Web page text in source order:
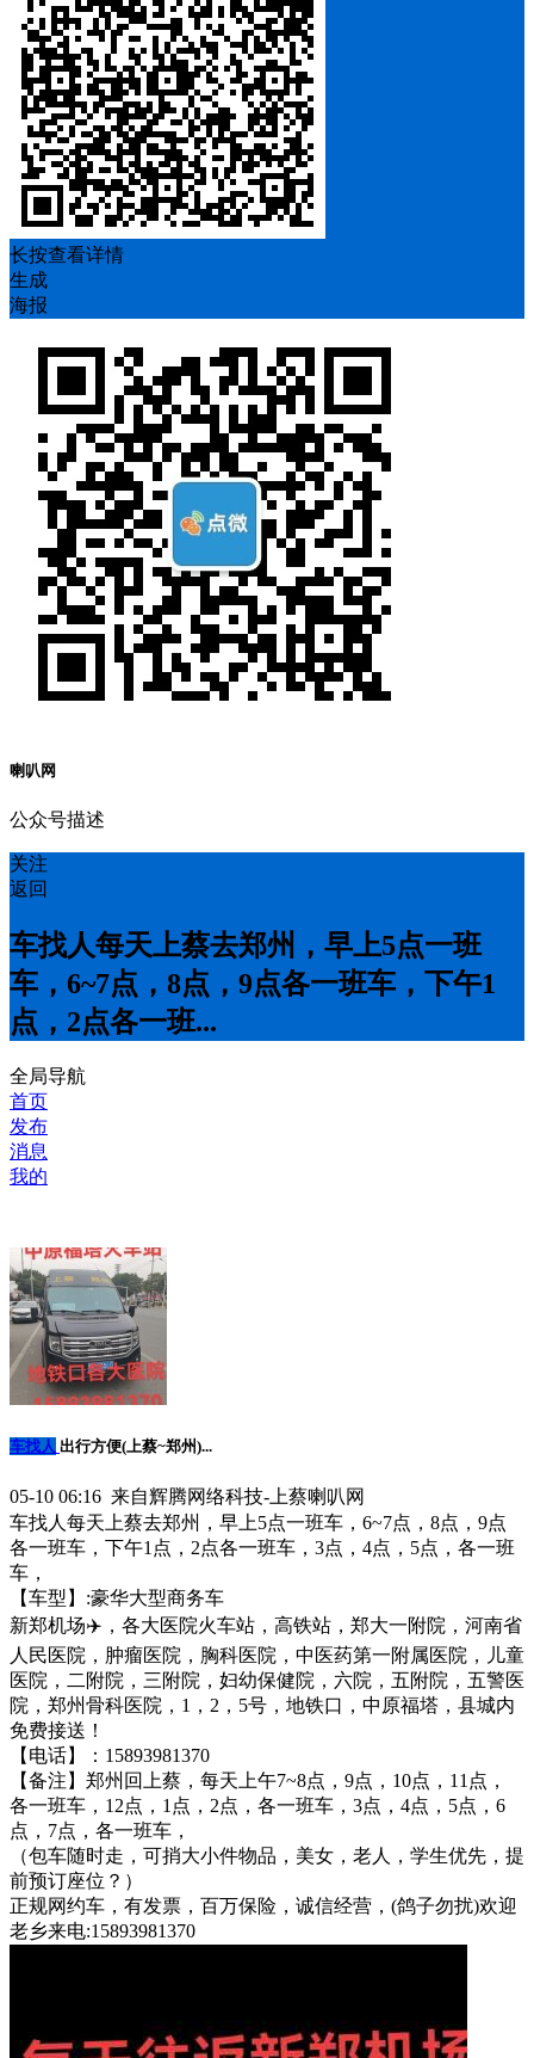
长按查看详情
生成
海报
喇叭网
公众号描述
关注
返回
车找人每天上蔡去郑州，早上5点一班
车，6~7点，8点，9点各一班车，下午1
点，2点各一班...
全局导航
首页
发布
消息
我的
车找人 出行方便(上蔡~郑州)...
05-10 06:16 来自辉腾网络科技-上蔡喇叭网
车找人每天上蔡去郑州，早上5点一班车，6~7点，8点，9点
各一班车，下午1点，2点各一班车，3点，4点，5点，各一班
车，
【车型】:豪华大型商务车
新郑机场✈️，各大医院火车站，高铁站，郑大一附院，河南省
人民医院，肿瘤医院，胸科医院，中医药第一附属医院，儿童
医院，二附院，三附院，妇幼保健院，六院，五附院，五警医
院，郑州骨科医院，1，2，5号，地铁口，中原福塔，县城内
免费接送！
【电话】：15893981370
【备注】郑州回上蔡，每天上午7~8点，9点，10点，11点，
各一班车，12点，1点，2点，各一班车，3点，4点，5点，6
点，7点，各一班车，
（包车随时走，可捎大小件物品，美女，老人，学生优先，提
前预订座位？）
正规网约车，有发票，百万保险，诚信经营，(鸽子勿扰)欢迎
老乡来电:15893981370